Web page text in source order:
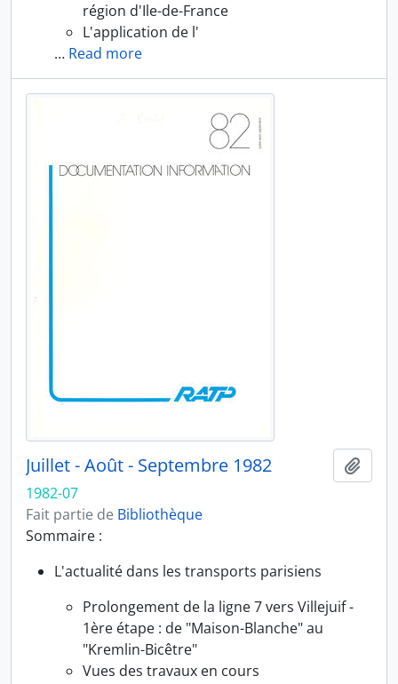
région d'Ile-de-France
L'application de l'
… Read more
Juillet - Août - Septembre 1982
1982-07
Fait partie de Bibliothèque
Sommaire :
L'actualité dans les transports parisiens
Prolongement de la ligne 7 vers Villejuif -
1ère étape : de "Maison-Blanche" au
"Kremlin-Bicêtre"
Vues des travaux en cours